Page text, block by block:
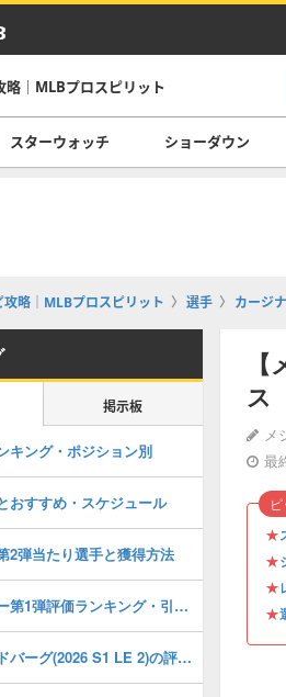
略｜MLBプロスピリット
スターウォッチ ショーダウン
攻略｜MLBプロスピリット 選手 カージ
ス
メ
最
★
★
★
★
掲示板
キング・ポジション別
おすすめ・スケジュール
2弾当たり選手と獲得方法
オールスター第1弾評価ランキング・引くべき？
ラインサンドバーグ(2026 S1 LE 2)の評価とステータス